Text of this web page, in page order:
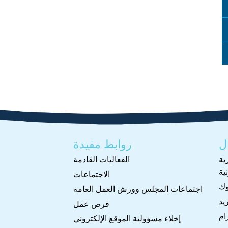
روابط مفيدة
الفعاليات القادمة
الاجتماعات
اجتماعات المجلس وورش العمل العامة
فرص عمل
إخلاء مسؤولية الموقع الإلكتروني